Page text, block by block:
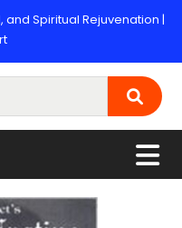
and Spiritual Rejuvenation |